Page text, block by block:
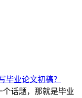
毕业论文初稿？
话题，那就是毕业